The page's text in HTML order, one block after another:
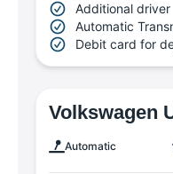
Additional driver
Automatic
Debit card for
Volkswagen
Automatic